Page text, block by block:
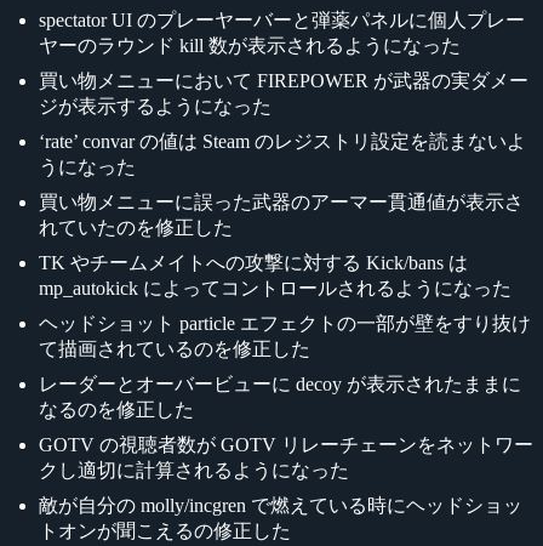
spectator UI のプレーヤーバーと弾薬パネルに個人プレー
ヤーのラウンド kill 数が表示されるようになった
買い物メニューにおいて FIREPOWER が武器の実ダメー
ジが表示するようになった
‘rate’ convar の値は Steam のレジストリ設定を読まないよ
うになった
買い物メニューに誤った武器のアーマー貫通値が表示さ
れていたのを修正した
TK やチームメイトへの攻撃に対する Kick/bans は
mp_autokick によってコントロールされるようになった
ヘッドショット particle エフェクトの一部が壁をすり抜け
て描画されているのを修正した
レーダーとオーバービューに decoy が表示されたままに
なるのを修正した
GOTV の視聴者数が GOTV リレーチェーンをネットワー
クし適切に計算されるようになった
敵が自分の molly/incgren で燃えている時にヘッドショッ
トオンが聞こえるの修正した